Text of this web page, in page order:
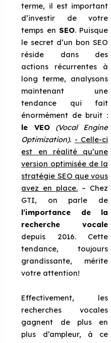
terme, il est important
d’investir de votre
temps en SEO. Puisque
le secret d’un bon SEO
réside dans des
actions récurrentes à
long terme, analysons
maintenant une
tendance qui fait
énormément de bruit :
le VEO
(Vocal Engine
Optimization). - Celle-ci
est en réalité qu’une
version optimisée de la
stratégie SEO que vous
avez en place. – Chez
GTI, on parle de
l’importance de la
recherche vocale
depuis 2016. Cette
tendance, toujours
grandissante, mérite
votre attention!
Effectivement, les
recherches vocales
gagnent de plus en
plus d’ampleur, à ce